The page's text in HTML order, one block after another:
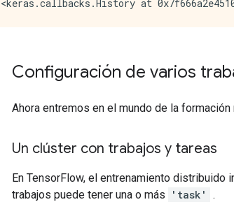
Configuración de varios
Ahora entremos en el mundo de la formación
Un clúster con trabajos y tareas
En TensorFlow, el entrenamiento distribuido
trabajos puede tener una o más
'task' .